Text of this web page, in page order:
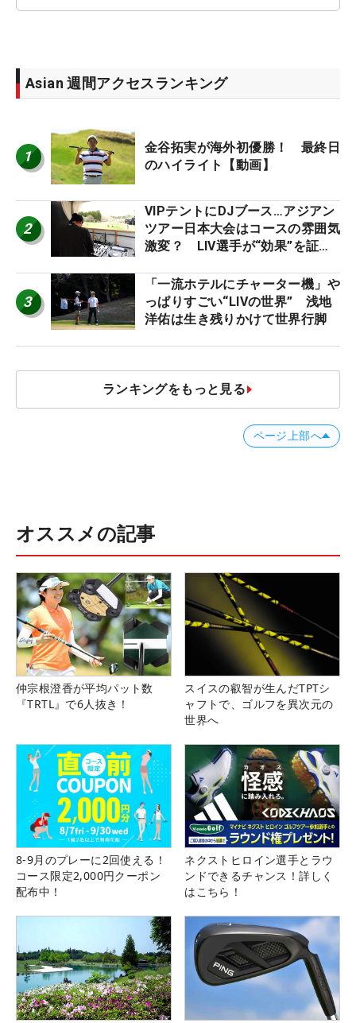
Asian 週間アクセスランキング
1
金谷拓実が海外初優勝！ 最終日
のハイライト【動画】
2
VIPテントにDJブース…アジアン
ツアー日本大会はコースの雰囲気
激変？ LIV選手が“効果”を証言
3
「一流ホテルにチャーター機」や
っぱりすごい“LIVの世界” 浅地
洋佑は生き残りかけて世界行脚
ランキングをもっと見る
ページ上部へ
オススメの記事
仲宗根澄香が平均パット数
『TRTL』で6人抜き！
スイスの叡智が生んだTPTシ
ャフトで、ゴルフを異次元の
世界へ
8-9月のプレーに2回使える！
コース限定2,000円クーポン
配布中！
ネクストヒロイン選手とラウ
ンドできるチャンス！詳しく
はこちら！